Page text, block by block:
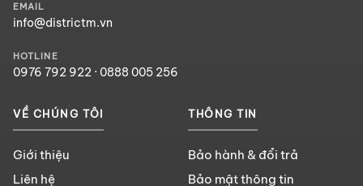
EMAIL
info@districtm.vn
HOTLINE
0976 792 922 · 0888 005 256
VỀ CHÚNG TÔI
Giới thiệu
Liên hệ
THÔNG TIN
Bảo hành & đổi trả
Bảo mật thông tin